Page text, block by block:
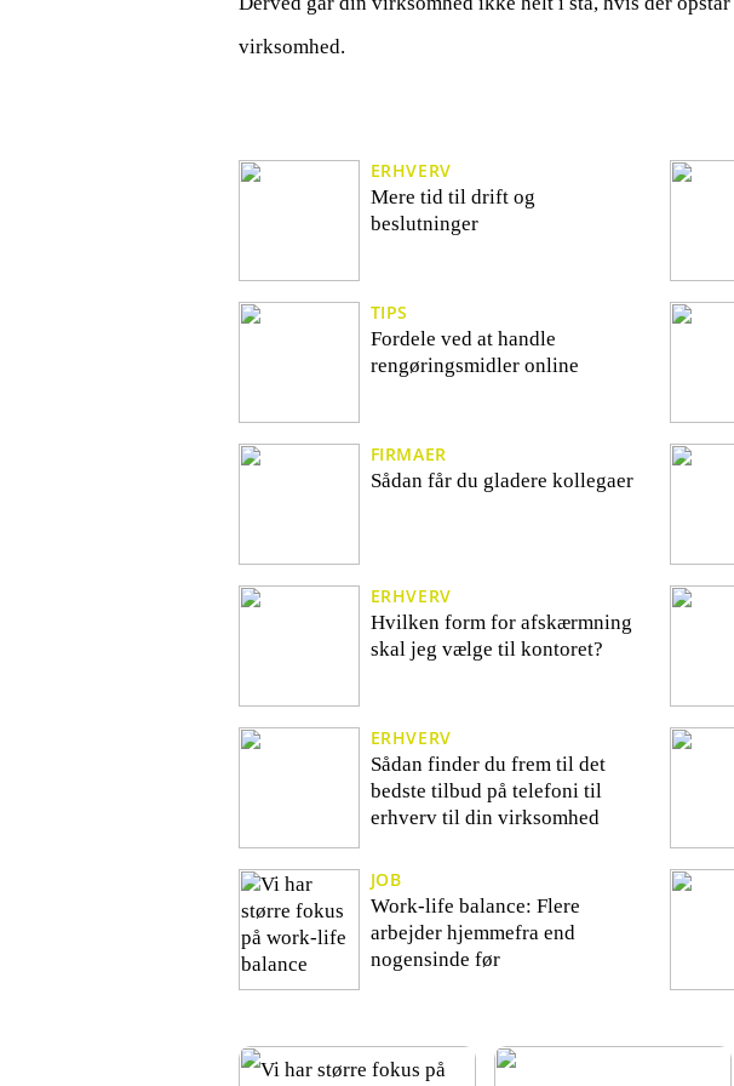
virksomhed.
ERHVERV
Mere tid til drift og
beslutninger
TIPS
Fordele ved at handle
rengøringsmidler online
FIRMAER
Sådan får du gladere kollegaer
ERHVERV
Hvilken form for afskærmning
skal jeg vælge til kontoret?
ERHVERV
Sådan finder du frem til det
bedste tilbud på telefoni til
erhverv til din virksomhed
JOB
Work-life balance: Flere
arbejder hjemmefra end
nogensinde før